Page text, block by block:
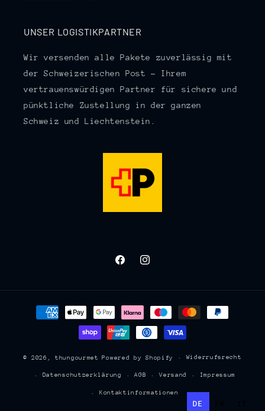
UNSER LOGISTIKPARTNER
Wir versenden alle Pakete zuverlässig mit
der Schweizerischen Post – Ihrem
vertrauenswürdigen Partner für sichere und
pünktliche Zustellung in der ganzen
Schweiz und Liechtenstein.
FacebookInstagram
Zahlungsmethoden
© 2026,thungourmet Powered by Shopify Widerrufsrecht
Datenschutzerklärung AGB Versand Impressum
Kontaktinformationen
DE